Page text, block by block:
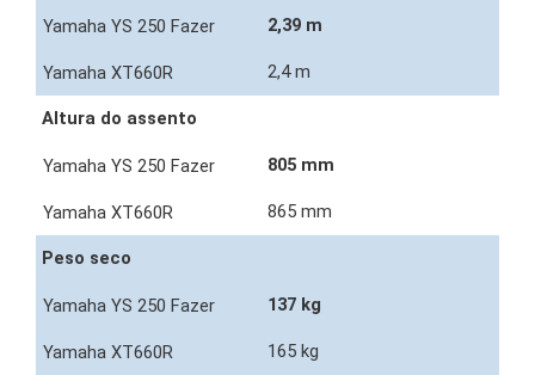
2,39 m
2,4 m
Altura do assento
805 mm
865 mm
Peso seco
137 kg
165 kg